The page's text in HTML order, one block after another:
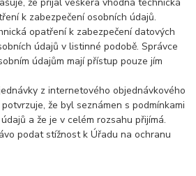
k zabezpečení osobních údajů.
opatření k zabezpečení datových
údajů v listinné podobě. Správce
údajům mají přístup pouze jím
z internetového objednávkového
že byl seznámen s podmínkami
a že je v celém rozsahu přijímá.
podat stížnost k Úřadu na ochranu